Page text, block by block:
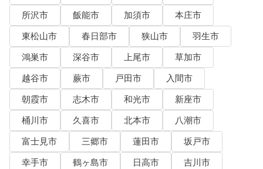
所沢市
飯能市 加須市
本庄市
東松山市
春日部市 狭山市
羽生市
鴻巣市
深谷市 上尾市
草加市
越谷市
蕨市 戸田市
入間市
朝霞市
志木市 和光市
新座市
桶川市
久喜市 北本市
八潮市
富士見市
三郷市 蓮田市
坂戸市
幸手市
鶴ヶ島市 日高市
吉川市